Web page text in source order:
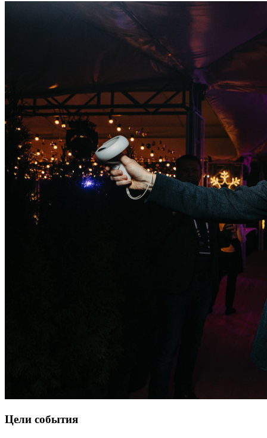
Цели события